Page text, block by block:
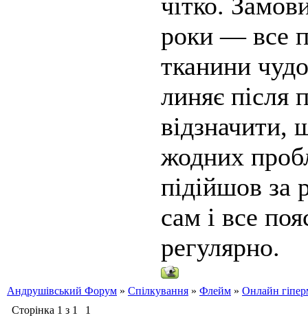
роки — все
тканини
линяє після
відзначити,
жодних
підійшов за
сам і все
регулярно.
Андрушівський Форум » Спілкування » Флейм » Онлайн
Сторінка 1 з 1 1